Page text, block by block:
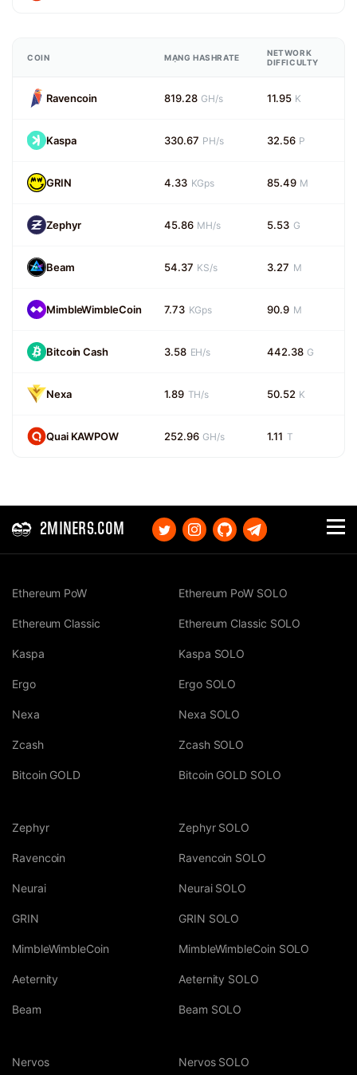
COIN MẠNG HASHRATE
NETWORK
DIFFICULTY
Ravencoin 819.28 GH/s 11.95 K
Kaspa 330.67 PH/s 32.56 P
GRIN 4.33 KGps 85.49 M
Zephyr 45.86 MH/s 5.53 G
Beam 54.37 KS/s 3.27 M
MimbleWimbleCoin 7.73 KGps 90.9 M
Bitcoin Cash 3.58 EH/s 442.38 G
Nexa 1.89 TH/s 50.52 K
Quai KAWPOW 252.96 GH/s 1.11 T
2MINERS.COM
Ethereum PoW
Ethereum Classic
Kaspa
Ergo
Nexa
Zcash
Bitcoin GOLD
Ethereum PoW SOLO
Ethereum Classic SOLO
Kaspa SOLO
Ergo SOLO
Nexa SOLO
Zcash SOLO
Bitcoin GOLD SOLO
Zephyr
Ravencoin
Neurai
GRIN
MimbleWimbleCoin
Aeternity
Beam
Zephyr SOLO
Ravencoin SOLO
Neurai SOLO
GRIN SOLO
MimbleWimbleCoin SOLO
Aeternity SOLO
Beam SOLO
Nervos Nervos SOLO